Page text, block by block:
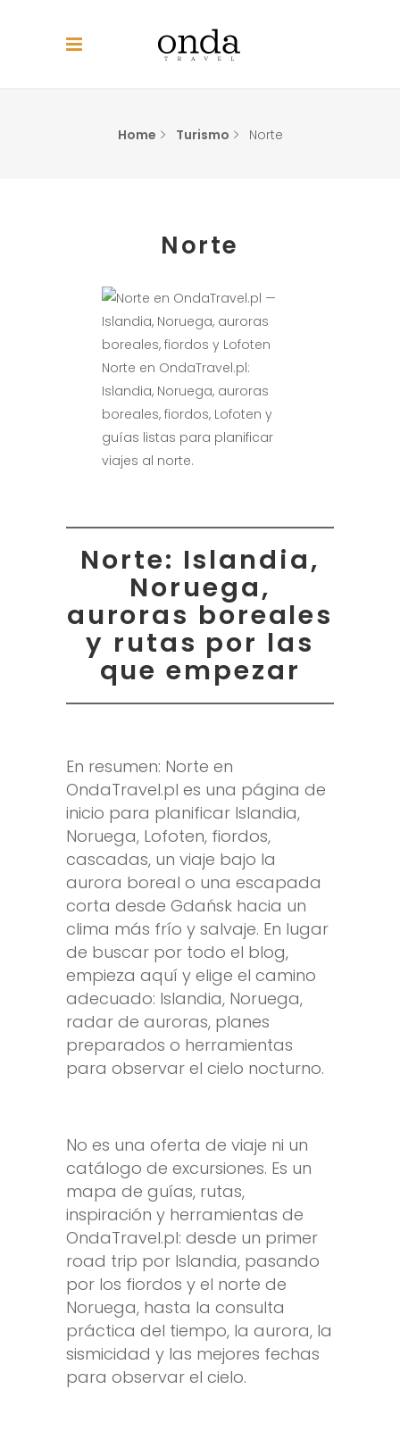
Home Turismo Norte
Norte
Norte en OndaTravel.pl:
Islandia, Noruega, auroras
boreales, fiordos, Lofoten y
guías listas para planificar
viajes al norte.
Norte: Islandia,
Noruega,
auroras boreales
y rutas por las
que empezar
En resumen: Norte en
OndaTravel.pl es una página de
inicio para planificar Islandia,
Noruega, Lofoten, fiordos,
cascadas, un viaje bajo la
aurora boreal o una escapada
corta desde Gdańsk hacia un
clima más frío y salvaje. En lugar
de buscar por todo el blog,
empieza aquí y elige el camino
adecuado: Islandia, Noruega,
radar de auroras, planes
preparados o herramientas
para observar el cielo nocturno.
No es una oferta de viaje ni un
catálogo de excursiones. Es un
mapa de guías, rutas,
inspiración y herramientas de
OndaTravel.pl: desde un primer
road trip por Islandia, pasando
por los fiordos y el norte de
Noruega, hasta la consulta
práctica del tiempo, la aurora, la
sismicidad y las mejores fechas
para observar el cielo.